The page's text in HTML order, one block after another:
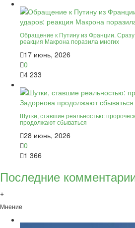
Обращение к Путину из Франции.
реакция Макрона поразила многих
17 июнь, 2026
0
4 233
Шутки, ставшие реальностью:
продолжают сбываться
28 июнь, 2026
0
1 366
Последние
+
Мнение